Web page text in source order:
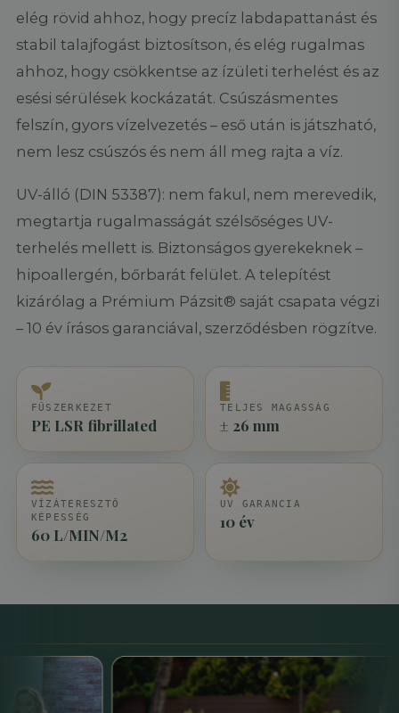
elég rövid ahhoz, hogy precíz labdapattanást és
stabil talajfogást biztosítson, és elég rugalmas
ahhoz, hogy csökkentse az ízületi terhelést és az
esési sérülések kockázatát. Csúszásmentes
felszín, gyors vízelvezetés – eső után is játszható,
nem lesz csúszós és nem áll meg rajta a víz.
UV-álló (DIN 53387): nem fakul, nem merevedik,
megtartja rugalmasságát szélsőséges UV-
terhelés mellett is. Biztonságos gyerekeknek –
hipoallergén, bőrbarát felület. A telepítést
kizárólag a Prémium Pázsit® saját csapata végzi
– 10 év írásos garanciával, szerződésben rögzítve.
FŰSZERKEZET
PE LSR fibrillated
TELJES MAGASSÁG
± 26 mm
VÍZÁTERESZTŐ
KÉPESSÉG
60 L/MIN/M2
UV GARANCIA
10 év